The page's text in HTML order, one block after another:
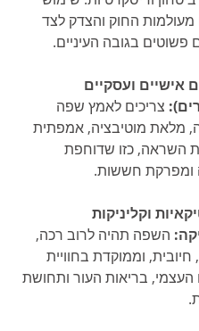
מעולמות החוק והצדק לצד
פשוטים בגובה העיניים.
אישיים ועסקיים
צריכים לאמץ שפה
מלאת מוטיבציה, אמפתית
השראה, כזו שדוחפת
ומפרקת חששות.
וקליניקות
השפה תהיה לרוב רכה,
וממוקדת בחוויית
העצמי, בריאות העור ותחושת